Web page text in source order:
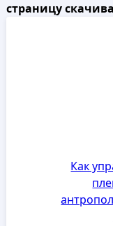
страницу
Как